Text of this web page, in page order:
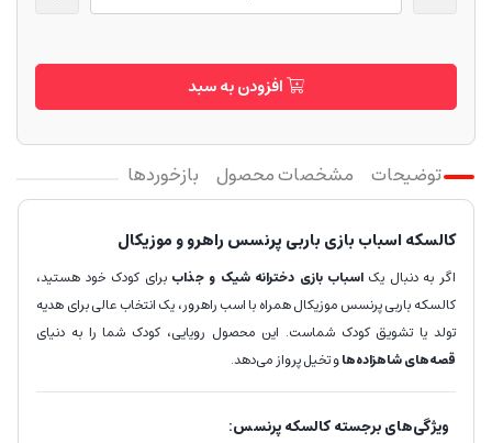
افزودن به سبد
توضیحات مشخصات محصول بازخوردها
کالسکه اسباب بازی باربی پرنسس راهرو و موزیکال
اگر به دنبال یک اسباب بازی دخترانه شیک و جذاب برای کودک خود هستید،
کالسکه باربی پرنسس موزیکال همراه با اسب راهرور، یک انتخاب عالی برای هدیه
تولد یا تشویق کودک شماست. این محصول رویایی، کودک شما را به دنیای
قصه‌های شاهزاده‌هاو تخیل پرواز می‌دهد.
ویژگی‌های برجسته کالسکه پرنسس: